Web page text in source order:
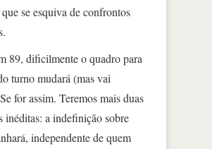
se esquiva de confrontos
89, dificilmente o quadro para
turno mudará (mas vai
for assim. Teremos mais duas
inéditas: a indefinição sobre
independente de quem